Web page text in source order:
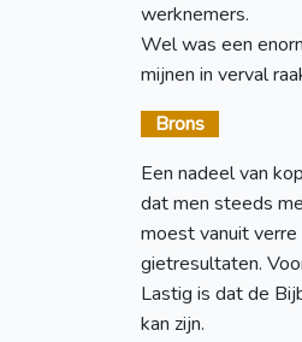
werknemers.
Wel was een
mijnen in verval
Brons
Een nadeel van
dat men steeds
moest vanuit
gietresultaten.
Lastig is dat de
kan zijn.